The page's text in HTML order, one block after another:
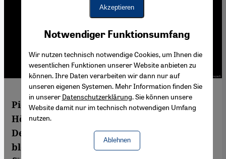
Pierre Jarawans Debütroman, der auf dem
Höhepunkt der Flüchtlingskrise in
Deutschland unter dem Titel "Am Ende
bleiben die Zedern" veröffentlicht wurde,
Notwendiger Funktionsumfang
Wir nutzen technisch notwendige Cookies, um Ihnen die
wesentlichen Funktionen unserer Website anbieten zu
können. Ihre Daten verarbeiten wir dann nur auf
unseren eigenen Systemen. Mehr Information finden Sie
in unserer Datenschutzerklärung. Sie können unsere
Website damit nur im technisch notwendigen Umfang
nutzen.
Ablehnen
Google Maps Embed
Akzeptieren